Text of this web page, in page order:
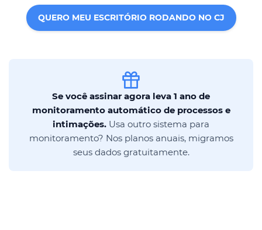
QUERO MEU ESCRITÓRIO RODANDO NO CJ
Se você assinar agora leva 1 ano de
monitoramento automático de processos e
intimações. Usa outro sistema para
monitoramento? Nos planos anuais, migramos
seus dados gratuitamente.